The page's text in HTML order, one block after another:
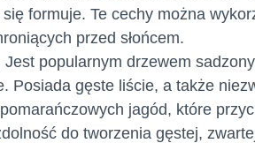
formuje. Te cechy można
przed słońcem.
Jest popularnym drzewem
Posiada gęste liście, a także
jagód, które
do tworzenia gęstej,